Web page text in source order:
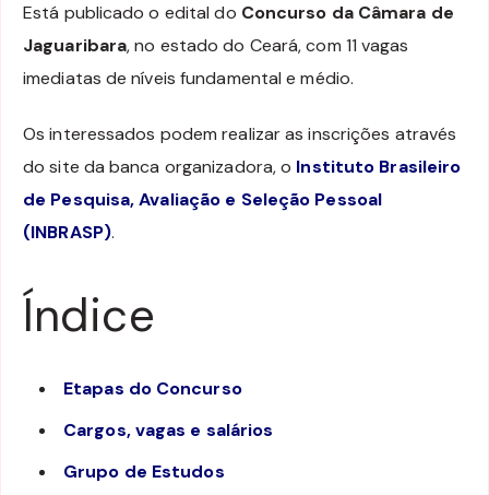
Está publicado o edital do Concurso da Câmara de
Jaguaribara, no estado do Ceará, com 11 vagas
imediatas de níveis fundamental e médio.
Os interessados podem realizar as inscrições através
do site da banca organizadora, o Instituto Brasileiro
de Pesquisa, Avaliação e Seleção Pessoal
(INBRASP).
Índice
Etapas do Concurso
Cargos, vagas e salários
Grupo de Estudos